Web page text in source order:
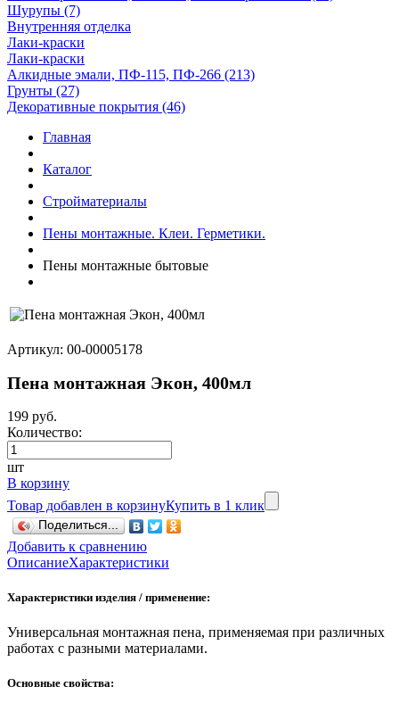
Шурупы (7)
Внутренняя отделка
Лаки-краски
Лаки-краски
Алкидные эмали, ПФ-115, ПФ-266 (213)
Грунты (27)
Декоративные покрытия (46)
Главная
Каталог
Стройматериалы
Пены монтажные. Клеи. Герметики.
Пены монтажные бытовые
Артикул: 00-00005178
Пена монтажная Экон, 400мл
199 руб.
Количество:
шт
В корзину
Товар добавлен в корзинуКупить в 1 клик
Поделиться...
Добавить к сравнению
ОписаниеХарактеристики
Характеристики изделия / применение:
Универсальная монтажная пена, применяемая при различных
работах с разными материалами.
Основные свойства: